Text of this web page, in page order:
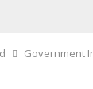
Government